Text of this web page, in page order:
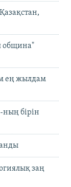
община"
ең жылдам
бірін
заң